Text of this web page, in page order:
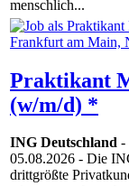
menschlich...
Praktikant
(w/m/d) *
ING Deutschland -
05.08.2026 - Die
drittgrößte